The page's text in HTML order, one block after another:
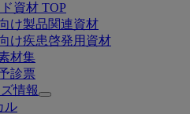
資材 TOP
け製品関連資材
け疾患啓発用資材
材集
診票
情報
Open
ル